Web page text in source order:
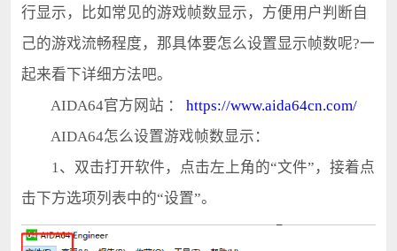
行显示，比如常见的游戏帧数显示，方便用户判断自
己的游戏流畅程度，那具体要怎么设置显示帧数呢?一
起来看下详细方法吧。
AIDA64官方网站 ： https://www.aida64cn.com/
AIDA64怎么设置游戏帧数显示：
1、双击打开软件，点击左上角的“文件”，接着点
击下方选项列表中的“设置”。